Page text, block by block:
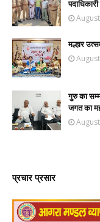
मल्हार
गुरु का
जगत का
प्रचार प्रसार